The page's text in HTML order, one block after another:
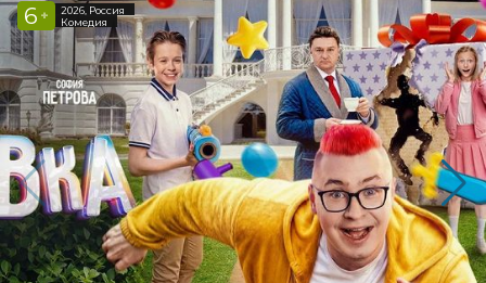
6 +
2026, Россия
Комедия